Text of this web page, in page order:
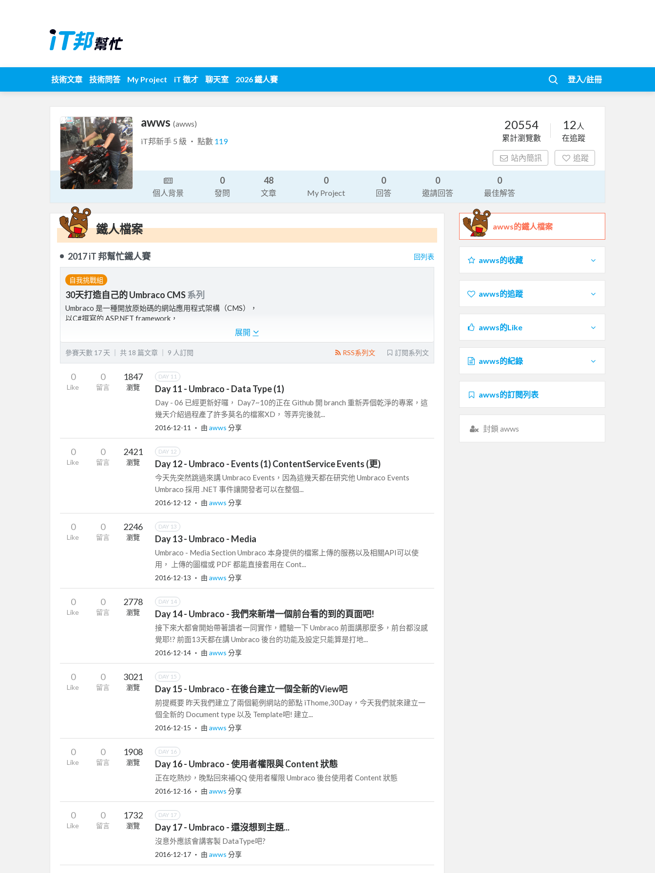
技術文章 技術問答 My Project iT 徵才 聊天室 2026 鐵人賽 登入/註冊
awws (awws)
iT邦新手 5 級 ‧ 點數 119
20554
累計瀏覽數
12 人
在追蹤
站內簡訊 追蹤
個人背景
0
發問
48
文章
0
My Project
0
回答
0
邀請回答
0
最佳解答
鐵人檔案
2017 iT 邦幫忙鐵人賽 回列表
自我挑戰組
30天打造自己的 Umbraco CMS系列
Umbraco 是一種開放原始碼的網站應用程式架構（CMS），
以C#撰寫的 ASP.NET framework，
展開
參賽天數 17 天 ｜ 共 18 篇文章 ｜ 9 人訂閱 訂閱系列文
RSS系列文
0
Like
0
留言
1847
瀏覽
DAY 11
Day 11 - Umbraco - Data Type (1)
Day - 06 已經更新好囉， Day7~10的正在 Github 開 branch 重新弄個乾淨的專案，這
幾天介紹過程產了許多莫名的檔案XD， 等弄完後就...
2016-12-11 ‧ 由 awws 分享
0
Like
0
留言
2421
瀏覽
DAY 12
Day 12 - Umbraco - Events (1) ContentService Events (更)
今天先突然跳過來講 Umbraco Events，因為這幾天都在研究他 Umbraco Events
Umbraco 採用 .NET 事件讓開發者可以在整個...
2016-12-12 ‧ 由 awws 分享
0
Like
0
留言
2246
瀏覽
DAY 13
Day 13 - Umbraco - Media
Umbraco - Media Section Umbraco 本身提供的檔案上傳的服務以及相關API可以使
用， 上傳的圖檔或 PDF 都能直接套用在 Cont...
2016-12-13 ‧ 由 awws 分享
0
Like
0
留言
2778
瀏覽
DAY 14
Day 14 - Umbraco - 我們來新增一個前台看的到的頁面吧!
接下來大都會開始帶著讀者一同實作，體驗一下 Umbraco 前面講那麼多，前台都沒感
覺耶!? 前面13天都在講 Umbraco 後台的功能及設定只能算是打地...
2016-12-14 ‧ 由 awws 分享
0
Like
0
留言
3021
瀏覽
DAY 15
Day 15 - Umbraco - 在後台建立一個全新的View吧
前提概要 昨天我們建立了兩個範例網站的節點 iThome,30Day，今天我們就來建立一
個全新的 Document type 以及 Template吧! 建立...
2016-12-15 ‧ 由 awws 分享
0
Like
0
留言
1908
瀏覽
DAY 16
Day 16 - Umbraco - 使用者權限與 Content 狀態
正在吃熱炒，晚點回來補QQ 使用者權限 Umbraco 後台使用者 Content 狀態
2016-12-16 ‧ 由 awws 分享
0
Like
0
留言
1732
瀏覽
DAY 17
Day 17 - Umbraco - 還沒想到主題...
沒意外應該會講客製 DataType吧?
2016-12-17 ‧ 由 awws 分享
awws的鐵人檔案
awws的收藏
awws的追蹤
awws的Like
awws的紀錄
awws的訂閱列表
封鎖 awws